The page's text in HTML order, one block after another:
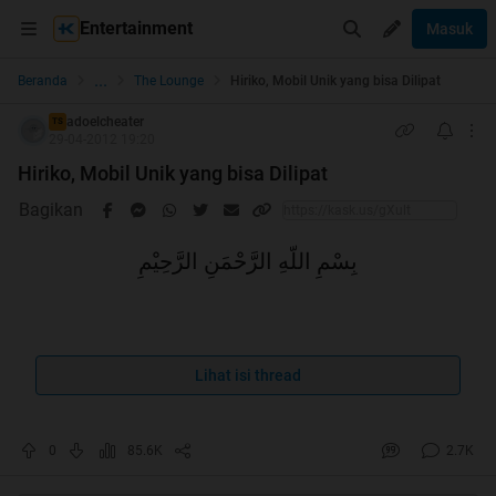
Entertainment Masuk
Beranda ... The Lounge Hiriko, Mobil Unik yang bisa Dilipat
TS adoelcheater
Hiriko, Mobil Unik yang bisa Dilipat
Bagikan
بِسْمِ اللّهِ الرَّحْمَنِ الرَّحِيْمِ
SpoilerforNo Repost:
Quote:
Lihat isi thread
85.6K 2.7K